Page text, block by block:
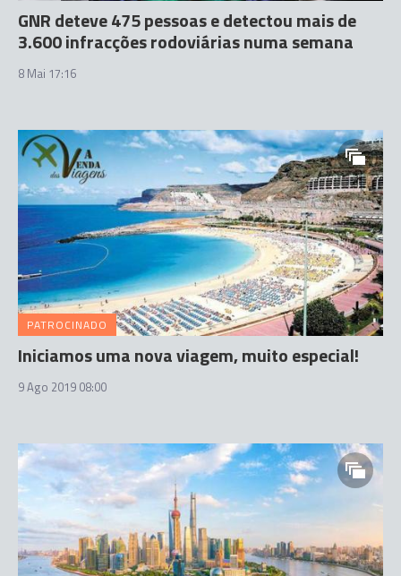
GNR deteve 475 pessoas e detectou mais de
3.600 infracções rodoviárias numa semana
8 Mai 17:16
PATROCINADO
Iniciamos uma nova viagem, muito especial!
9 Ago 2019 08:00